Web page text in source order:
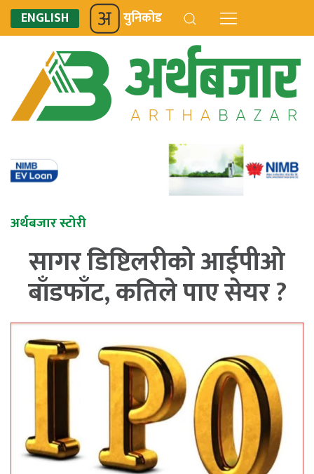
ENGLISH युनिकोड
अर्थबजार स्टोरी
सागर डिष्टिलरीको आईपीओ
बाँडफाँट, कतिले पाए सेयर ?